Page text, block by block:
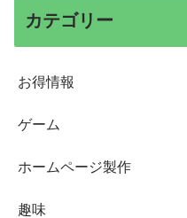
カテゴリー
お得情報
ゲーム
ホームページ製作
趣味